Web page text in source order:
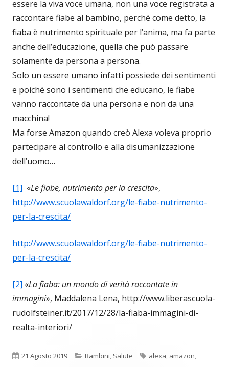
essere la viva voce umana, non una voce registrata a
raccontare fiabe al bambino, perché come detto, la
fiaba è nutrimento spirituale per l’anima, ma fa parte
anche dell’educazione, quella che può passare
solamente da persona a persona.
Solo un essere umano infatti possiede dei sentimenti
e poiché sono i sentimenti che educano, le fiabe
vanno raccontate da una persona e non da una
macchina!
Ma forse Amazon quando creò Alexa voleva proprio
partecipare al controllo e alla disumanizzazione
dell’uomo…
[1] «Le fiabe, nutrimento per la crescita»,
http://www.scuolawaldorf.org/le-fiabe-nutrimento-
per-la-crescita/
http://www.scuolawaldorf.org/le-fiabe-nutrimento-
per-la-crescita/
[2] «La fiaba: un mondo di verità raccontate in
immagini», Maddalena Lena, http://www.liberascuola-
rudolfsteiner.it/2017/12/28/la-fiaba-immagini-di-
realta-interiori/
Pubblicato
21 Agosto 2019 Categorie
Bambini, Salute Tag
alexa, amazon,